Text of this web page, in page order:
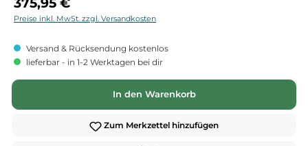
Preise inkl. MwSt. zzgl. Versandkosten
Versand & Rücksendung kostenlos
lieferbar - in 1-2 Werktagen bei dir
In den Warenkorb
Zum Merkzettel hinzufügen